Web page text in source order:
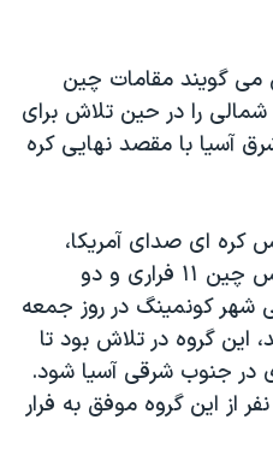
می گویند مقامات چین
شمالی را در حين تلاش برای
آسیا با مقصد نهايی کره
کره ای صدای آمريکا،
فعالان حقوق بشر گفتند، پلیس چین ۱۱ فراری و دو
شهر کونمینگ در روز جمعه
این گروه در تلاش بود تا
در جنوب شرقی آسیا شود.
از اين گروه موفق به فرار